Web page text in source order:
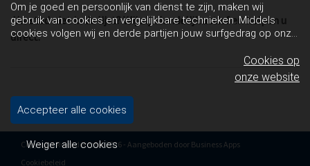
Uw stad niet in de lijst? Wij zijn landelijk actief en helpen u
direct.
Copyright Rolekdetectie 2026 - Aangeboden door Business Apps
Cookiebeleid
Om je goed en persoonlijk van dienst te zijn, maken wij
gebruik van cookies en vergelijkbare technieken. Middels
cookies volgen wij en derde partijen jouw surfgedrag op onze
en dit maakt het voor jou mogelijk om informatie te delen via
Cookies op
onze website
Accepteer alle cookies
Weiger alle cookies